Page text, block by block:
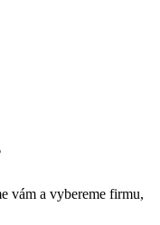
vám a vybereme firmu,